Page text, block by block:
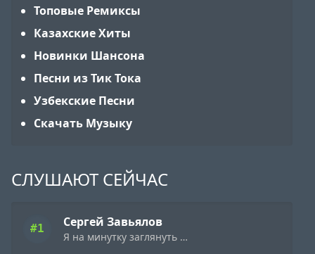
Топовые Ремиксы
Казахские Хиты
Новинки Шансона
Песни из Тик Тока
Узбекские Песни
Скачать Музыку
СЛУШАЮТ СЕЙЧАС
#1 Сергей Завьялов
Я на минутку заглянуть к тебе решил